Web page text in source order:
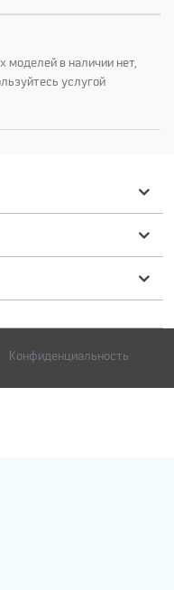
моделей в наличии нет,
услугой
Конфиденциальность